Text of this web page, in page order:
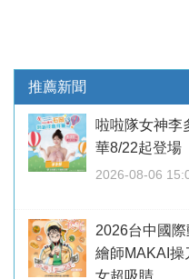
推薦新聞
啦啦隊女神
華8/22起登場
2026-08-06
2026台中國
繪師MAKAI
女超吸睛